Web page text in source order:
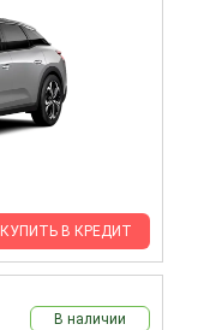
КУПИТЬ В КРЕДИТ
В наличии